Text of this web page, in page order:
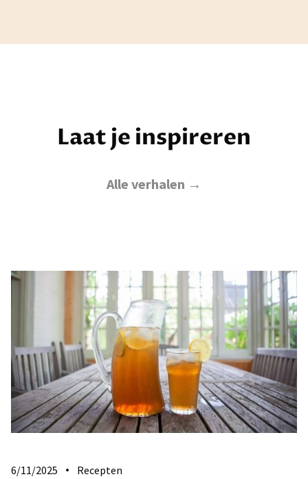
Laat je inspireren
Alle verhalen →
6/11/2025 Recepten